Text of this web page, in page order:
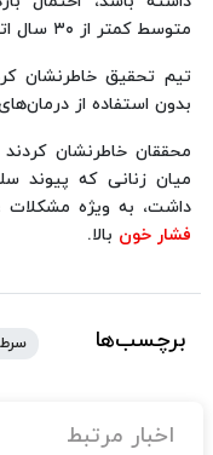
متوسط کمتر از ۳۰ سال اتفاق می‌افتد.
بدون استفاده از
محققان خاطرنشان
میان زنانی که پیوند
داشت، به ویژه مشکلات
فشار خون بالا.
برچسب‌ها
اخبار مرتبط